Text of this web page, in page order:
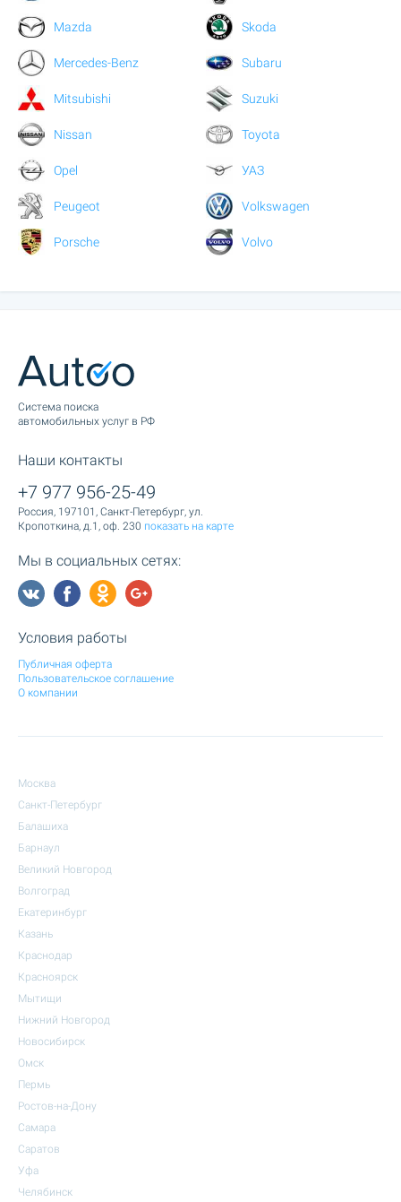
Mazda
Mercedes-Benz
Mitsubishi
Nissan
Opel
Peugeot
Porsche
Skoda
Subaru
Suzuki
Toyota
УАЗ
Volkswagen
Volvo
Cистема поиска
автомобильных услуг в РФ
Наши контакты
+7 977 956-25-49
Россия, 197101, Санкт-Петербург, ул.
Кропоткина, д.1, оф. 230 показать на карте
Мы в социальных сетях:
Условия работы
Публичная оферта
Пользовательское соглашение
О компании
Москва
Санкт-Петербург
Балашиха
Барнаул
Великий Новгород
Волгоград
Екатеринбург
Казань
Краснодар
Красноярск
Мытищи
Нижний Новгород
Новосибирск
Омск
Пермь
Ростов-на-Дону
Самара
Саратов
Уфа
Челябинск